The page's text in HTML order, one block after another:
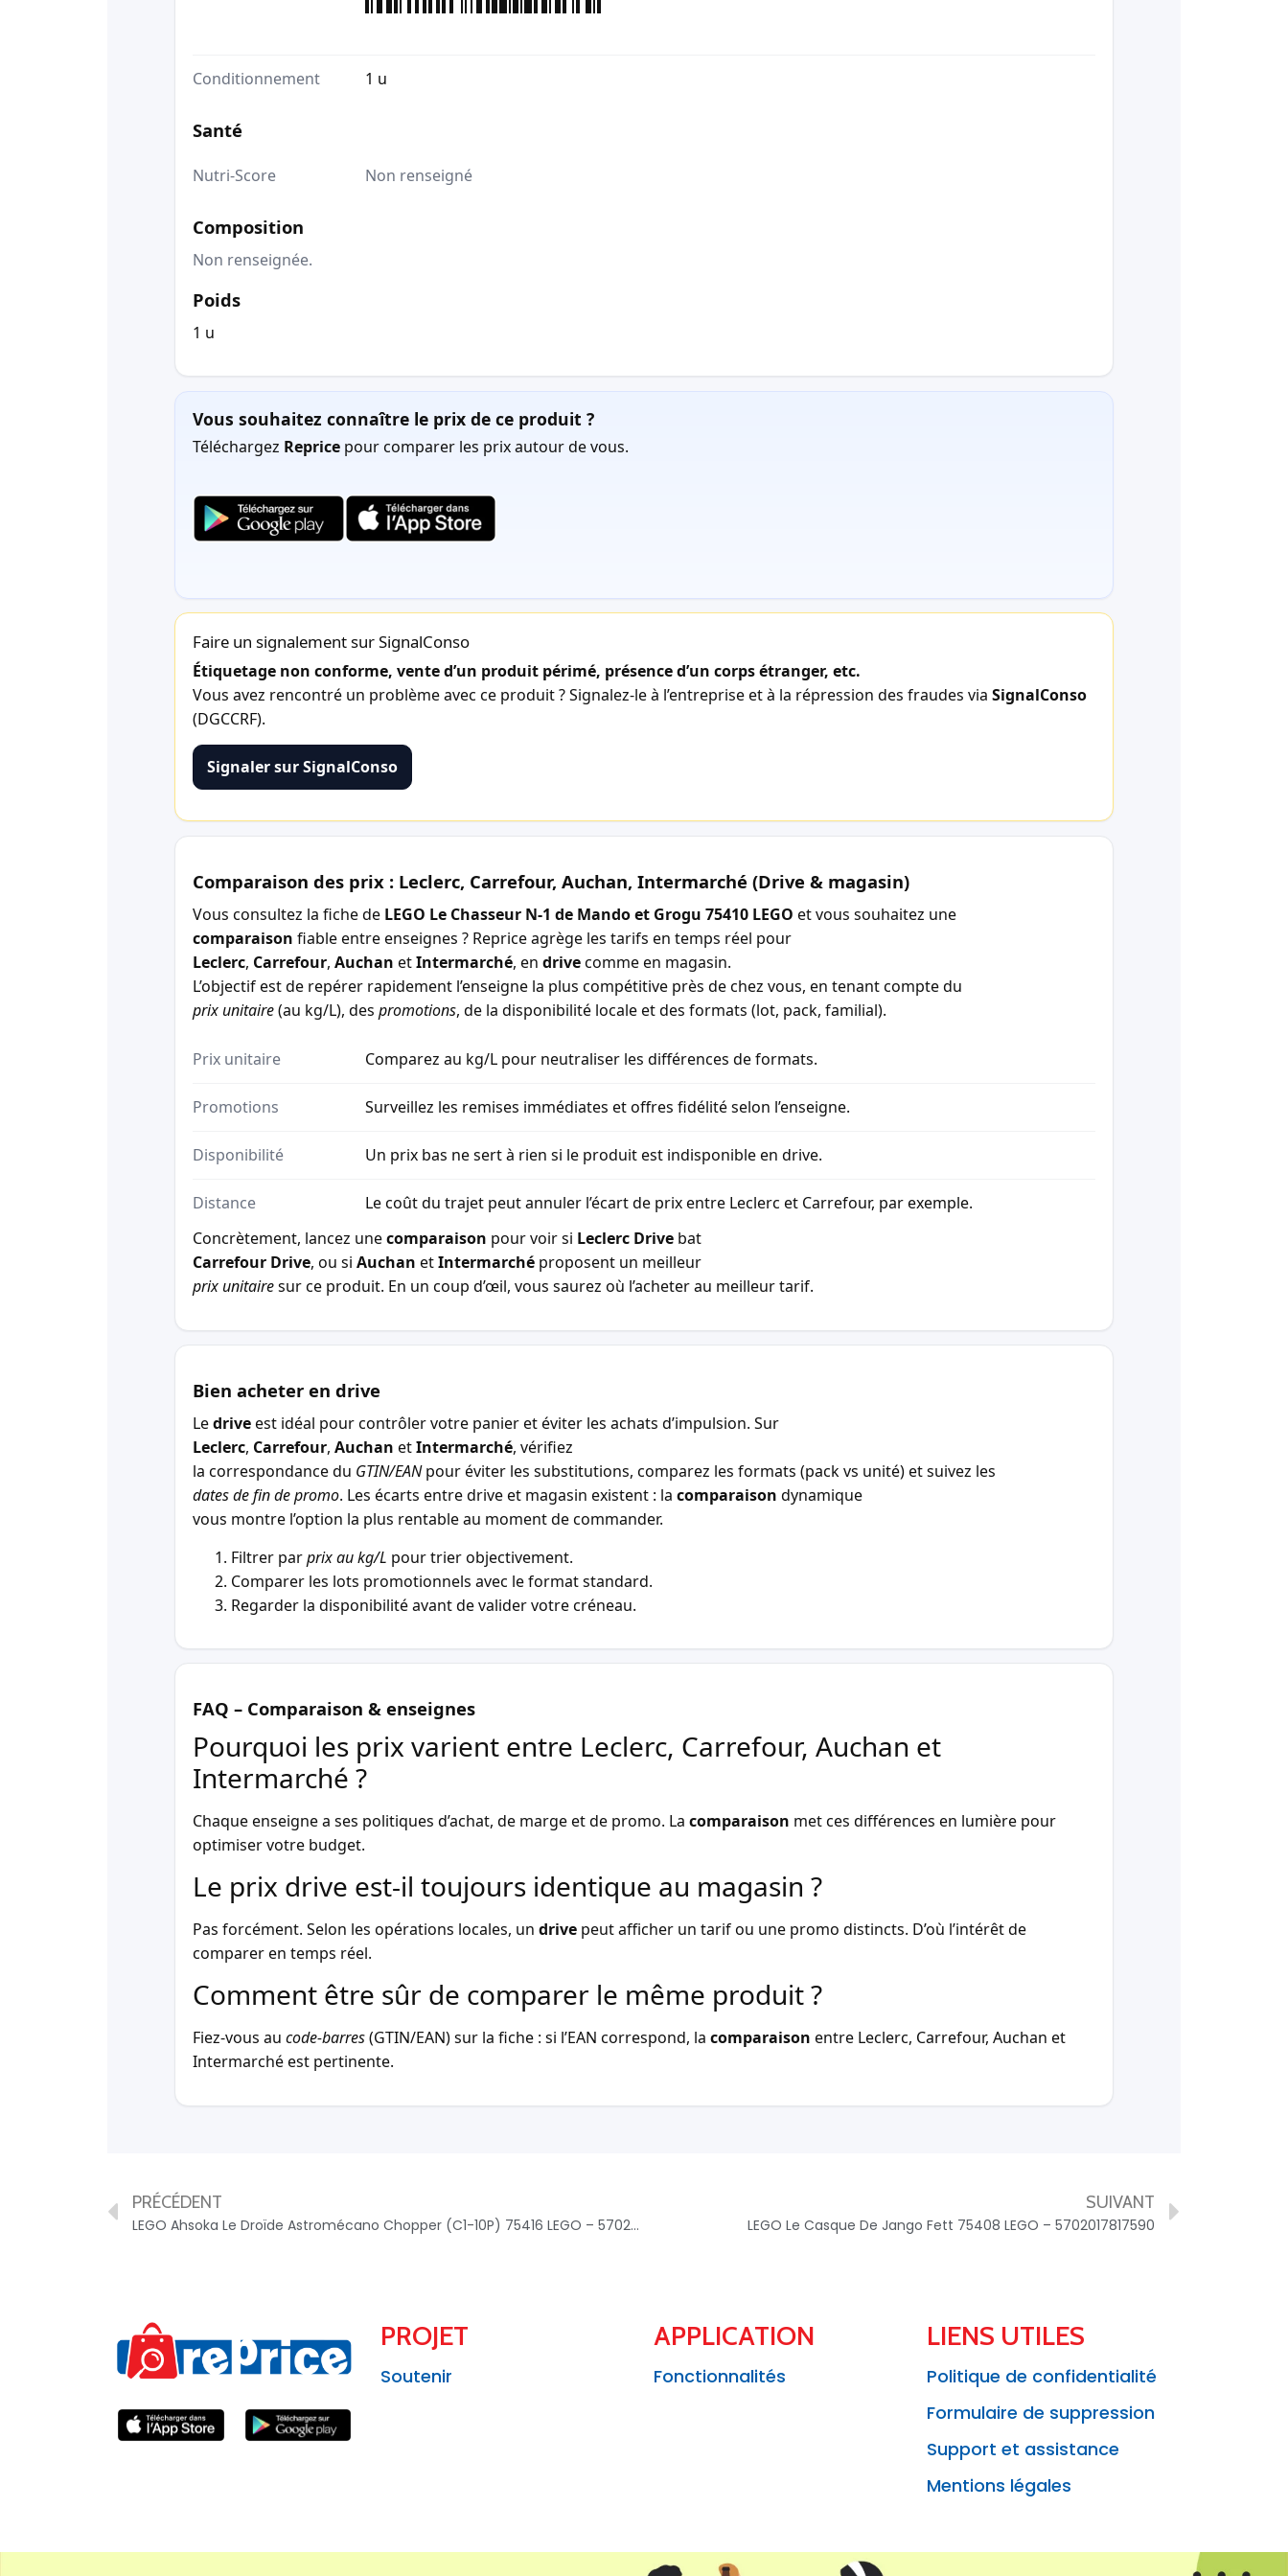
Conditionnement 1 u
Santé
Nutri-Score Non renseigné
Composition
Non renseignée.
Poids
1 u
Vous souhaitez connaître le prix de ce produit ?
Téléchargez Reprice pour comparer les prix autour de vous.
Faire un signalement sur SignalConso
Étiquetage non conforme, vente d’un produit périmé, présence d’un corps étranger, etc.
Vous avez rencontré un problème avec ce produit ? Signalez-le à l’entreprise et à la répression des fraudes via SignalConso
(DGCCRF).
Signaler sur SignalConso
Comparaison des prix : Leclerc, Carrefour, Auchan, Intermarché (Drive & magasin)
Vous consultez la fiche de LEGO Le Chasseur N-1 de Mando et Grogu 75410 LEGO et vous souhaitez une
comparaison fiable entre enseignes ? Reprice agrège les tarifs en temps réel pour
Leclerc, Carrefour, Auchan etIntermarché, en drivecomme en magasin.
L’objectif est de repérer rapidement l’enseigne la plus compétitive près de chez vous, en tenant compte du
prix unitaire(au kg/L), des promotions, de la disponibilité locale et des formats (lot, pack, familial).
Prix unitaire Comparez au kg/L pour neutraliser les différences de formats.
Promotions Surveillez les remises immédiates et offres fidélité selon l’enseigne.
Disponibilité Un prix bas ne sert à rien si le produit est indisponible en drive.
Distance
Le coût du trajet peut annuler l’écart de prix entre Leclerc et Carrefour, par exemple.
Concrètement, lancez unecomparaison pour voir si Leclerc Drive bat
Carrefour Drive, ou si Auchan etIntermarché proposent un meilleur
prix unitairesur ce produit. En un coup d’œil, vous saurez où l’acheter au meilleur tarif.
Bien acheter en drive
Ledriveest idéal pour contrôler votre panier et éviter les achats d’impulsion. Sur
Leclerc, Carrefour, Auchan etIntermarché, vérifiez
la correspondance du GTIN/EANpour éviter les substitutions, comparez les formats (pack vs unité) et suivez les
dates de fin de promo. Les écarts entre drive et magasin existent : la comparaison dynamique
vous montre l’option la plus rentable au moment de commander.
Filtrer parprix au kg/L pour trier objectivement.
Comparer les lots promotionnels avec le format standard.
Regarder la disponibilité avant de valider votre créneau.
FAQ – Comparaison & enseignes
Pourquoi les prix varient entre Leclerc, Carrefour, Auchan et
Intermarché ?
Chaque enseigne a ses politiques d’achat, de marge et de promo. La comparaison met ces différences en lumière pour
optimiser votre budget.
Le prix drive est-il toujours identique au magasin ?
Pas forcément. Selon les opérations locales, un drive peut afficher un tarif ou une promo distincts. D’où l’intérêt de
comparer en temps réel.
Comment être sûr de comparer le même produit ?
Fiez-vous au code-barres(GTIN/EAN) sur la fiche : si l’EAN correspond, la comparaison entre Leclerc, Carrefour, Auchan et
Intermarché est pertinente.
PRÉCÉDENT
LEGO Ahsoka Le Droïde Astromécano Chopper (C1-10P) 75416 LEGO – 5702017817651
SUIVANT
LEGO Le Casque De Jango Fett 75408 LEGO – 5702017817590
PROJET
Soutenir
APPLICATION
Fonctionnalités
LIENS UTILES
Politique de confidentialité
Formulaire de suppression
Support et assistance
Mentions légales